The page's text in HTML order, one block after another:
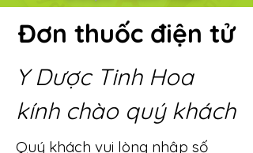
Đơn thuốc điện tử
Y Dược Tinh Hoa
kính chào quý khách
Quý khách vui lòng nhập số